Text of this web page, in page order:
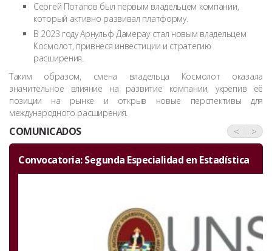
Сергей Потапов был первым владельцем компании,
который активно развивал платформу.
В 2023 году Арнульф Дамерау стал новым владельцем
Космолот, привнеся инвестиции и стратегию
расширения.
Таким образом, смена владельца Космолот оказала
значительное влияние на развитие компании, укрепив её
позиции на рынке и открыв новые перспективы для
международного расширения.
COMUNICADOS < >
Especialidad en Estadística Invitación por el